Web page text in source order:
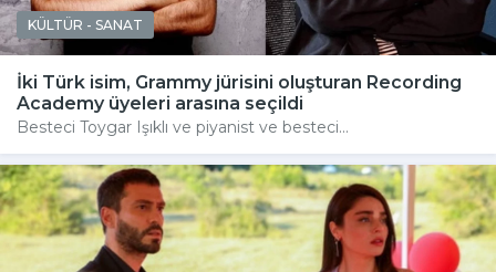
KÜLTÜR - SANAT
İki Türk isim, Grammy jürisini oluşturan Recording
Academy üyeleri arasına seçildi
Besteci Toygar Işıklı ve piyanist ve besteci...